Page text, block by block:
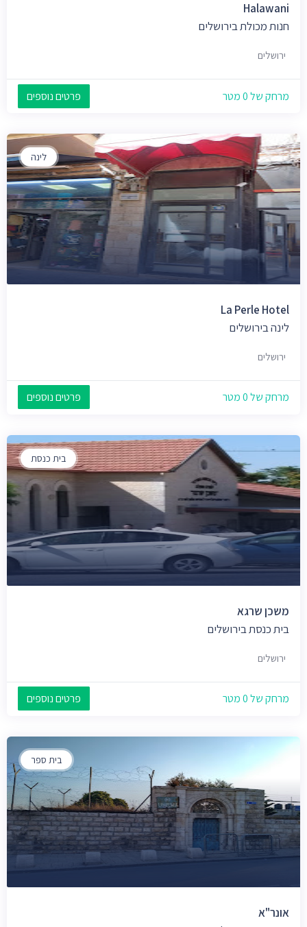
Halawani
חנות מכולת בירושלים
ירושלים
מרחק של 0 מטר פרטים נוספים
לינה
La Perle Hotel
לינה בירושלים
ירושלים
מרחק של 0 מטר פרטים נוספים
בית כנסת
משכן שרגא
בית כנסת בירושלים
ירושלים
מרחק של 0 מטר פרטים נוספים
בית ספר
אונר"א